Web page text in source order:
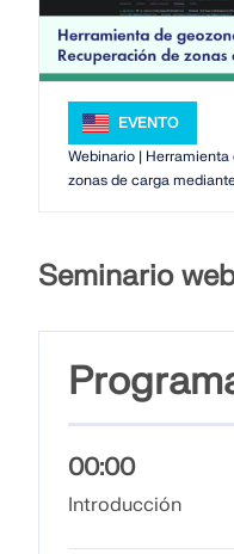
RWIND 3
Software de CFD
Su puerta al modelado
OBTENER SOPORTE
OBTENER LICENCIA
CONECTAR CON EL
lleva tu carrera a
EVENTO
Webinario |
zonas de carga
Seminario
00:00
Introducción